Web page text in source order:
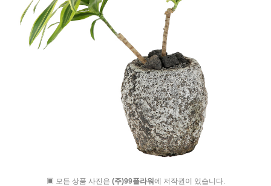
▣ 모든 상품 사진은 (주)99플라워에 저작권이 있습니다.